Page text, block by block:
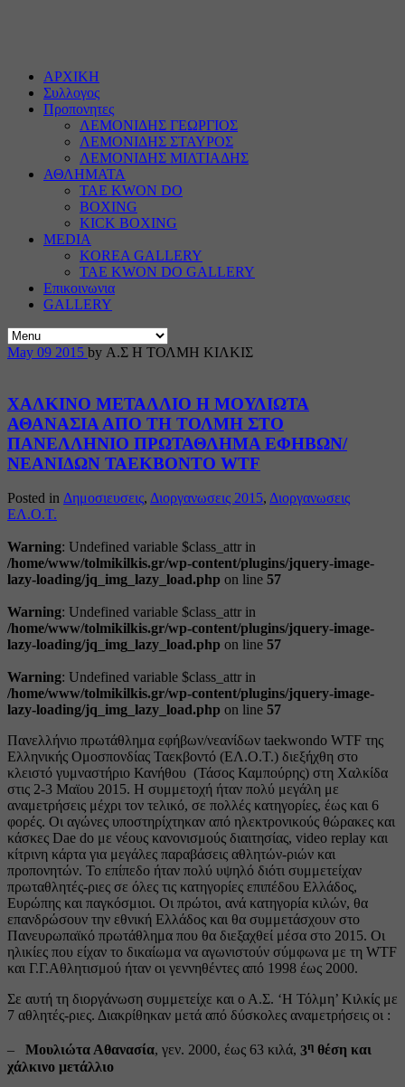
ΑΡΧΙΚΗ
Συλλογος
Προπονητες
ΛΕΜΟΝΙΔΗΣ ΓΕΩΡΓΙΟΣ
ΛΕΜΟΝΙΔΗΣ ΣΤΑΥΡΟΣ
ΛΕΜΟΝΙΔΗΣ ΜΙΛΤΙΑΔΗΣ
ΑΘΛΗΜΑΤΑ
TAE KWON DO
BOXING
KICK BOXING
MEDIA
KOREA GALLERY
TAE KWON DO GALLERY
Επικοινωνια
GALLERY
May 09 2015 by Α.Σ Η ΤΟΛΜΗ ΚΙΛΚΙΣ
ΧΑΛΚΙΝΟ ΜΕΤΑΛΛΙΟ Η ΜΟΥΛΙΩΤΑ
ΑΘΑΝΑΣΙΑ ΑΠΟ ΤΗ ΤΟΛΜΗ ΣΤΟ
ΠΑΝΕΛΛΗΝΙΟ ΠΡΩΤΑΘΛΗΜΑ ΕΦΗΒΩΝ/
ΝΕΑΝΙΔΩΝ ΤΑΕΚΒΟΝΤΟ WTF
Posted in Δημοσιευσεις, Διοργανωσεις 2015, Διοργανωσεις
ΕΛ.Ο.Τ.
Warning: Undefined variable $class_attr in
/home/www/tolmikilkis.gr/wp-content/plugins/jquery-image-
lazy-loading/jq_img_lazy_load.php on line 57
Warning: Undefined variable $class_attr in
/home/www/tolmikilkis.gr/wp-content/plugins/jquery-image-
lazy-loading/jq_img_lazy_load.php on line 57
Warning: Undefined variable $class_attr in
/home/www/tolmikilkis.gr/wp-content/plugins/jquery-image-
lazy-loading/jq_img_lazy_load.php on line 57
Πανελλήνιο πρωτάθλημα εφήβων/νεανίδων taekwondo WTF της
Ελληνικής Ομοσπονδίας Ταεκβοντό (ΕΛ.Ο.Τ.) διεξήχθη στο
κλειστό γυμναστήριο Κανήθου (Τάσος Καμπούρης) στη Χαλκίδα
στις 2-3 Μαϊου 2015. Η συμμετοχή ήταν πολύ μεγάλη με
αναμετρήσεις μέχρι τον τελικό, σε πολλές κατηγορίες, έως και 6
φορές. Οι αγώνες υποστηρίχτηκαν από ηλεκτρονικούς θώρακες και
κάσκες Dae do με νέους κανονισμούς διαιτησίας, video replay και
κίτρινη κάρτα για μεγάλες παραβάσεις αθλητών-ριών και
προπονητών. Το επίπεδο ήταν πολύ υψηλό διότι συμμετείχαν
πρωταθλητές-ριες σε όλες τις κατηγορίες επιπέδου Ελλάδος,
Ευρώπης και παγκόσμιοι. Οι πρώτοι, ανά κατηγορία κιλών, θα
επανδρώσουν την εθνική Ελλάδος και θα συμμετάσχουν στο
Πανευρωπαϊκό πρωτάθλημα που θα διεξαχθεί μέσα στο 2015. Οι
ηλικίες που είχαν το δικαίωμα να αγωνιστούν σύμφωνα με τη WTF
και Γ.Γ.Αθλητισμού ήταν οι γεννηθέντες από 1998 έως 2000.
Σε αυτή τη διοργάνωση συμμετείχε και ο Α.Σ. ‘Η Τόλμη’ Κιλκίς με
7 αθλητές-ριες. Διακρίθηκαν μετά από δύσκολες αναμετρήσεις οι :
– Μουλιώτα Αθανασία, γεν. 2000, έως 63 κιλά, 3η θέση και
χάλκινο μετάλλιο